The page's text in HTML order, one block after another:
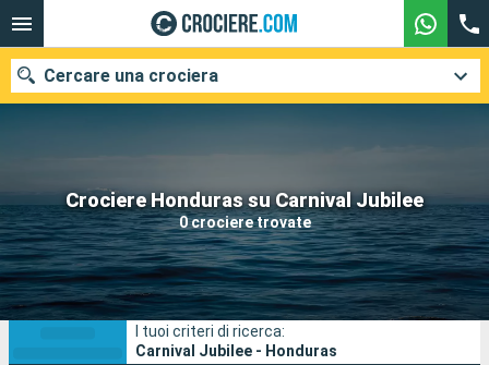
Crociere Honduras su Carnival Jubilee
0 crociere trovate
Cercare una crociera
Le nostre destinazioni
Mesi di partenza
Porti Compagnie
Ricerca
I tuoi criteri di ricerca:
Carnival Jubilee - Honduras